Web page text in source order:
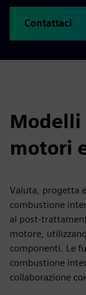
Contattaci
Modelli
motori
Valuta, progetta
combustione
al post-
motore,
componenti. Le
combustione
collaborazione